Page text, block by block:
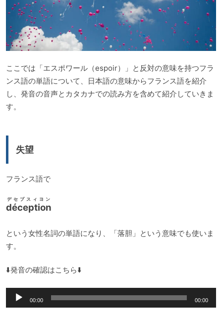
ここでは「エスポワール（espoir）」と反対の意味を持つフラ
ンス語の単語について、日本語の意味からフランス語を紹介
し、発音の音声とカタカナでの読み方を含めて紹介していきま
す。
失望
フランス語で
déception
デセプスィヨン
という女性名詞の単語になり、「落胆」という意味でも使いま
す。
⬇️発音の確認はこちら⬇️
声
00:00 00:00